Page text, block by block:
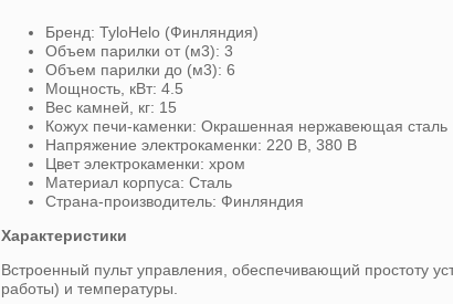
Бренд: TyloHelo (Финляндия)
Объем парилки от (м3): 3
Объем парилки до (м3): 6
Мощность, кВт: 4.5
Вес камней, кг: 15
Кожух печи-каменки: Окрашенная нержавеющая сталь
Напряжение электрокаменки: 220 В, 380 В
Цвет электрокаменки: хром
Материал корпуса: Сталь
Страна-производитель: Финляндия
Характеристики
Встроенный пульт управления, обеспечивающий простоту
работы) и температуры.